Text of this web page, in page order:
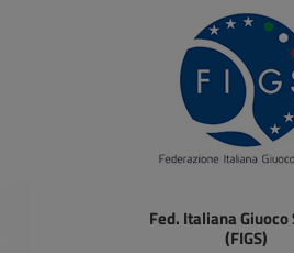
Fed. Italiana Giuoco
(FIGS)